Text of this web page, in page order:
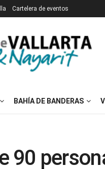
Cartelera de eventos
BAHÍA DE BANDERAS
90